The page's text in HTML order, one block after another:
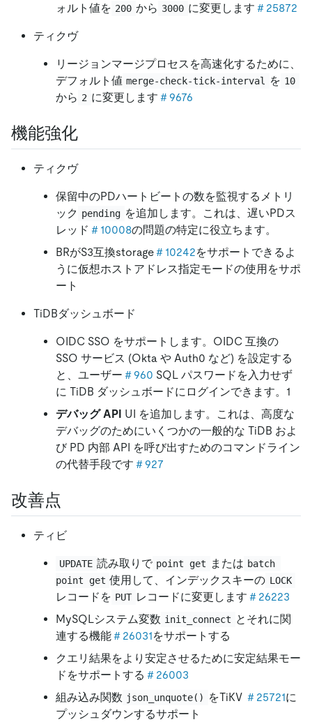
ォルト値を 200 から 3000 に変更します ＃25872
ティクヴ
リージョンマージプロセスを高速化するために、
デフォルト値 merge-check-tick-interval を 10
から 2 に変更します ＃9676
機能強化
ティクヴ
保留中のPDハートビートの数を監視するメトリ
ック pending を追加します。これは、遅いPDス
レッド ＃10008の問題の特定に役立ちます。
BRがS3互換storage＃10242をサポートできるよ
うに仮想ホストアドレス指定モードの使用をサポ
ート
TiDBダッシュボード
OIDC SSO をサポートします。OIDC 互換の
SSO サービス (Okta や Auth0 など) を設定する
と、ユーザー ＃960 SQL パスワードを入力せず
に TiDB ダッシュボードにログインできます。1
デバッグ API UI を追加します。これは、高度な
デバッグのためにいくつかの一般的な TiDB およ
び PD 内部 API を呼び出すためのコマンドライン
の代替手段です ＃927
改善点
ティビ
UPDATE 読み取りで point get または batch
point get 使用して、インデックスキーの LOCK
レコードを PUT レコードに変更します ＃26223
MySQLシステム変数 init_connect とそれに関
連する機能＃26031をサポートする
クエリ結果をより安定させるために安定結果モー
ドをサポートする ＃26003
組み込み関数 json_unquote() をTiKV ＃25721に
プッシュダウンするサポート